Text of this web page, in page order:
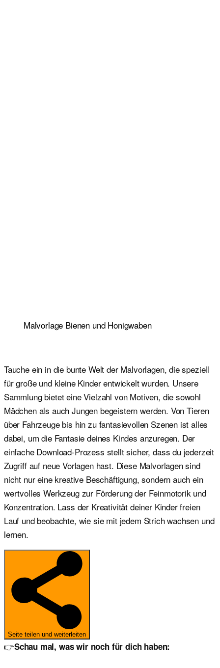
Malvorlage Bienen und Honigwaben
Tauche ein in die bunte Welt der Malvorlagen, die speziell
für große und kleine Kinder entwickelt wurden. Unsere
Sammlung bietet eine Vielzahl von Motiven, die sowohl
Mädchen als auch Jungen begeistern werden. Von Tieren
über Fahrzeuge bis hin zu fantasievollen Szenen ist alles
dabei, um die Fantasie deines Kindes anzuregen. Der
einfache Download-Prozess stellt sicher, dass du jederzeit
Zugriff auf neue Vorlagen hast. Diese Malvorlagen sind
nicht nur eine kreative Beschäftigung, sondern auch ein
wertvolles Werkzeug zur Förderung der Feinmotorik und
Konzentration. Lass der Kreativität deiner Kinder freien
Lauf und beobachte, wie sie mit jedem Strich wachsen und
lernen.
Seite teilen und weiterleiten
👉Schau mal, was wir noch für dich haben: